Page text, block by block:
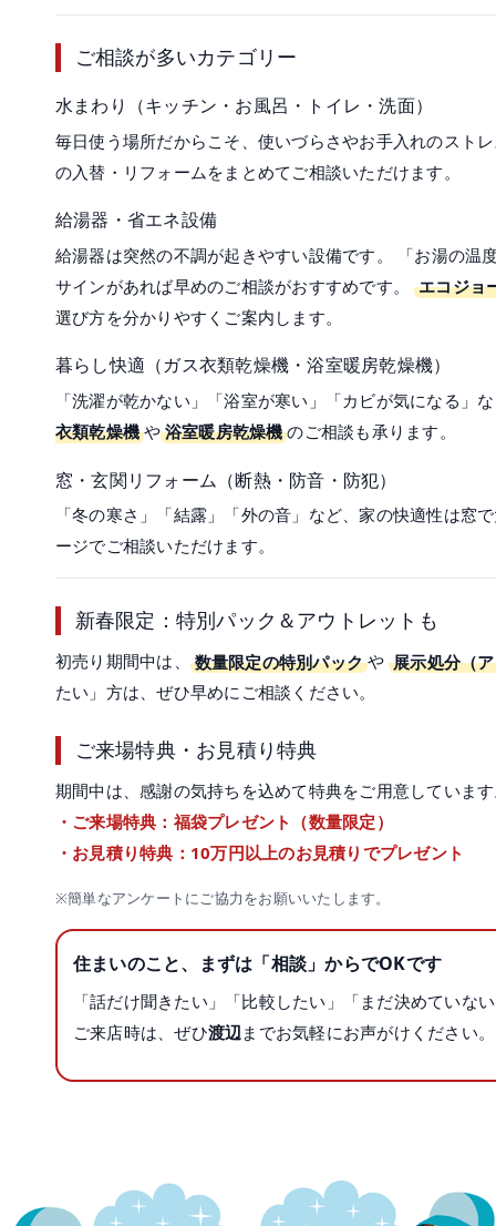
ご相談が多いカテゴリー
水まわり（キッチン・お風呂・トイレ・洗面）
毎日使う場所だからこそ、使いづらさやお手入れのスト
の入替・リフォームをまとめてご相談いただけます。
給湯器・省エネ設備
給湯器は突然の不調が起きやすい設備です。 「お湯の
サインがあれば早めのご相談がおすすめです。エコジョ
選び方を分かりやすくご案内します。
暮らし快適（ガス衣類乾燥機・浴室暖房乾燥機）
「洗濯が乾かない」「浴室が寒い」「カビが気になる
衣類乾燥機や浴室暖房乾燥機のご相談も承ります。
窓・玄関リフォーム（断熱・防音・防犯）
「冬の寒さ」「結露」「外の音」など、家の快適性は窓
ージでご相談いただけます。
新春限定：特別パック＆アウトレットも
初売り期間中は、 数量限定の特別パックや展示処分（
たい」方は、ぜひ早めにご相談ください。
ご来場特典・お見積り特典
期間中は、感謝の気持ちを込めて特典をご用意していま
・ご来場特典：福袋プレゼント（数量限定）
・お見積り特典：10万円以上のお見積りでプレゼント
※簡単なアンケートにご協力をお願いいたします。
住まいのこと、まずは「相談」からでOKです
「話だけ聞きたい」「比較したい」「まだ決めていな
ご来店時は、ぜひ渡辺までお気軽にお声がけください。